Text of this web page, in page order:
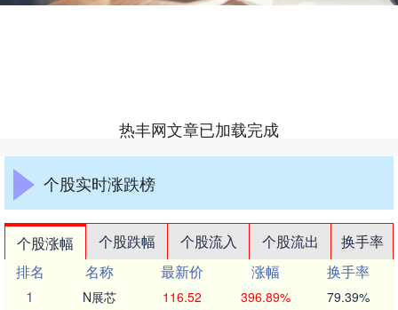
热丰网文章已加载完成
个股实时涨跌榜
个股涨幅 个股跌幅 个股流入 个股流出
换手率
排名
名称 最新价 涨幅
换手率
1
N展芯 116.52 396.89% 79.39%